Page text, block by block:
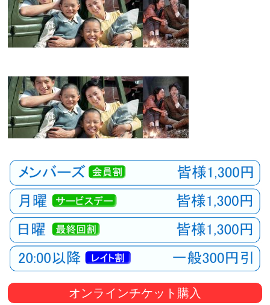
観
た
い
映
は
こ
の
街
で
オンラインチケット購入